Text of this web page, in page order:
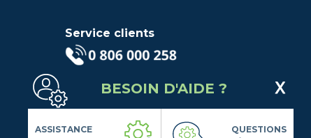
Service clients
appel local)
Lundi au Vendredi de 9h à 18h
Contactez-Nous
Suivez-nous
BESOIN D'AIDE ?
ASSISTANCE
QUESTIONS